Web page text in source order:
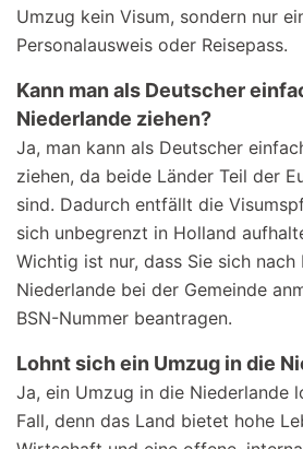
Umzug kein Visum, sondern nur
Personalausweis oder Reisepass.
Kann man als Deutscher
Niederlande ziehen?
Ja, man kann als Deutscher
ziehen, da beide Länder Teil der
sind. Dadurch entfällt die
sich unbegrenzt in Holland
Wichtig ist nur, dass Sie sich nach
Niederlande bei der Gemeinde
BSN-Nummer beantragen.
Lohnt sich ein Umzug in die
Ja, ein Umzug in die Niederlande
Fall, denn das Land bietet hohe